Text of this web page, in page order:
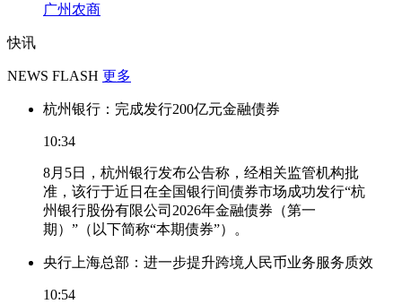
广州农商
快讯
NEWS FLASH 更多
杭州银行：完成发行200亿元金融债券
10:34
8月5日，杭州银行发布公告称，经相关监管机构批
准，该行于近日在全国银行间债券市场成功发行“杭
州银行股份有限公司2026年金融债券（第一
期）”（以下简称“本期债券”）。
央行上海总部：进一步提升跨境人民币业务服务质效
10:54